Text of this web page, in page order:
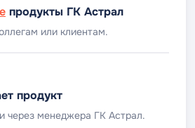
продукты ГК Астрал
или клиентам.
продукт
через менеджера ГК Астрал.